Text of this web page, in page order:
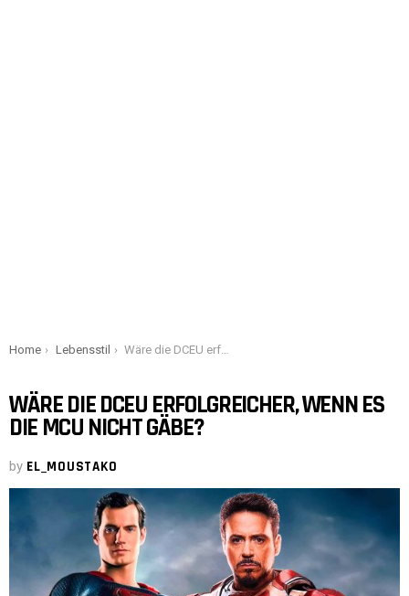
You are here:
Home Lebensstil Wäre die DCEU erfolgreicher, wenn es die MCU nicht gäbe?
WÄRE DIE DCEU ERFOLGREICHER, WENN ES
DIE MCU NICHT GÄBE?
by EL_MOUSTAKO